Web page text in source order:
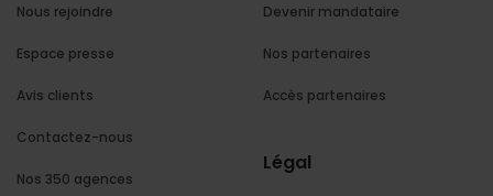
Nous rejoindre
Espace presse
Avis clients
Contactez-nous
Nos 350 agences
Devenir mandataire
Nos partenaires
Accès partenaires
Légal